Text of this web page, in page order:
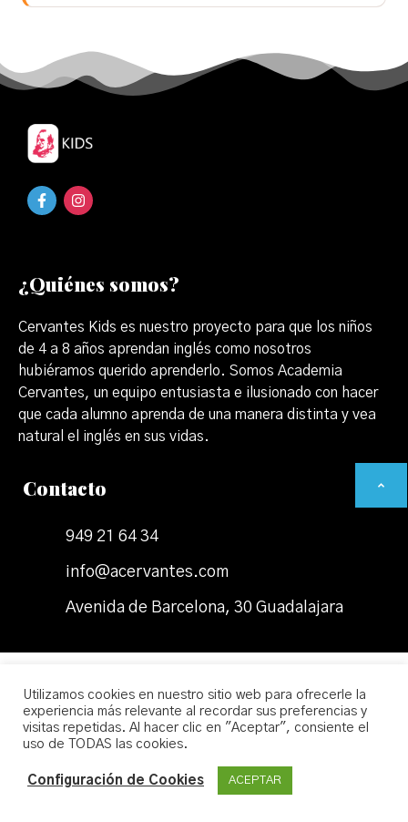
¿Quiénes somos?
Cervantes Kids es nuestro proyecto para que los niños
de 4 a 8 años aprendan inglés como nosotros
hubiéramos querido aprenderlo. Somos Academia
Cervantes, un equipo entusiasta e ilusionado con hacer
que cada alumno aprenda de una manera distinta y vea
natural el inglés en sus vidas.
Contacto
949 21 64 34
info@acervantes.com
Avenida de Barcelona, 30 Guadalajara
Términos y Condiciones
Política de Cookies
© Todos los derechos reservados
Utilizamos cookies en nuestro sitio web para ofrecerle la
experiencia más relevante al recordar sus preferencias y
visitas repetidas. Al hacer clic en "Aceptar", consiente el
uso de TODAS las cookies.
Configuración de Cookies ACEPTAR